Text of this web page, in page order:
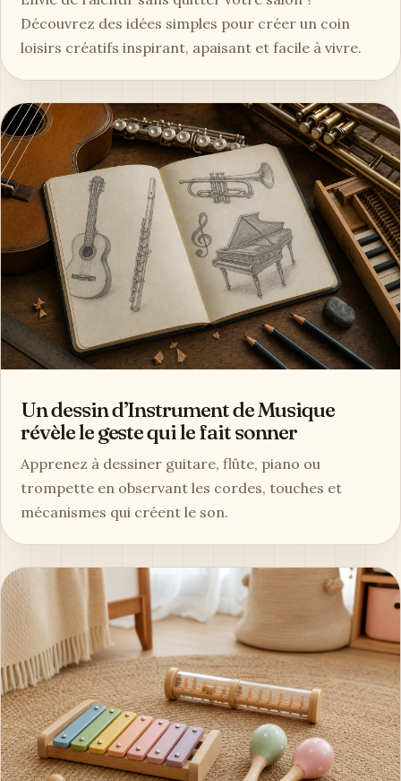
Découvrez des idées simples pour créer un coin
loisirs créatifs inspirant, apaisant et facile à vivre.
Un dessin d’Instrument de Musique
révèle le geste qui le fait sonner
Apprenez à dessiner guitare, flûte, piano ou
trompette en observant les cordes, touches et
mécanismes qui créent le son.